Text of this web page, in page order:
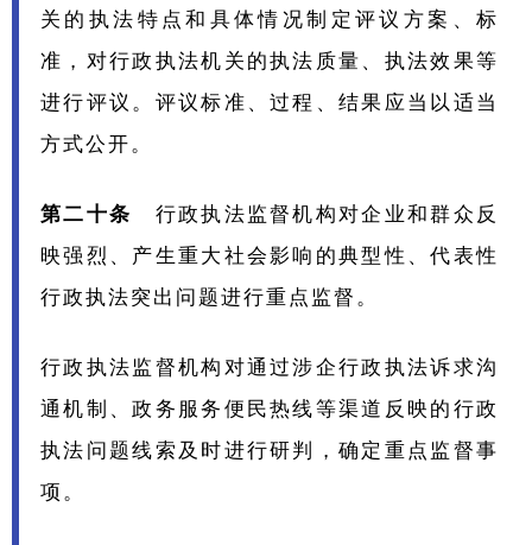
关的执法特点和具体情况制定评议方案、标
准，对行政执法机关的执法质量、执法效果等
进行评议。评议标准、过程、结果应当以适当
方式公开。
第二十条 行政执法监督机构对企业和群众反
映强烈、产生重大社会影响的典型性、代表性
行政执法突出问题进行重点监督。
行政执法监督机构对通过涉企行政执法诉求沟
通机制、政务服务便民热线等渠道反映的行政
执法问题线索及时进行研判，确定重点监督事
项。